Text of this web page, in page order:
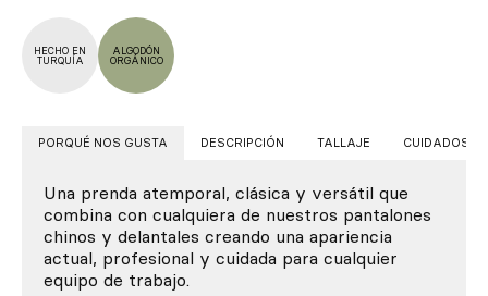
HECHO EN
TURQUÍA
ALGODÓN
ORGÁNICO
PORQUÉ NOS GUSTA DESCRIPCIÓN TALLAJE CUIDADOS
Una prenda atemporal, clásica y versátil que
combina con cualquiera de nuestros pantalones
chinos y delantales creando una apariencia
actual, profesional y cuidada para cualquier
equipo de trabajo.